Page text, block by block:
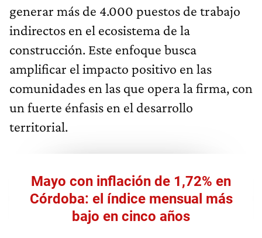
generar más de 4.000 puestos de trabajo
indirectos en el ecosistema de la
construcción. Este enfoque busca
amplificar el impacto positivo en las
comunidades en las que opera la firma, con
un fuerte énfasis en el desarrollo
territorial.
Mayo con inflación de 1,72% en
Córdoba: el índice mensual más
bajo en cinco años